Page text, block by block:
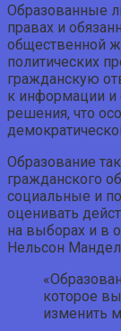
Образованные
правах и
общественной
политических
гражданскую
к информации и
решения, что
Образование
гражданского
социальные и
оценивать
на выборах и в
Нельсон
которое
изменить